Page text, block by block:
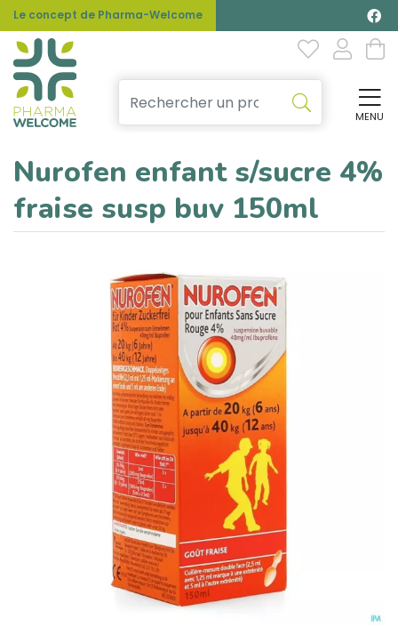
Le concept de Pharma-Welcome
MENU
Nurofen enfant s/sucre 4%
fraise susp buv 150ml